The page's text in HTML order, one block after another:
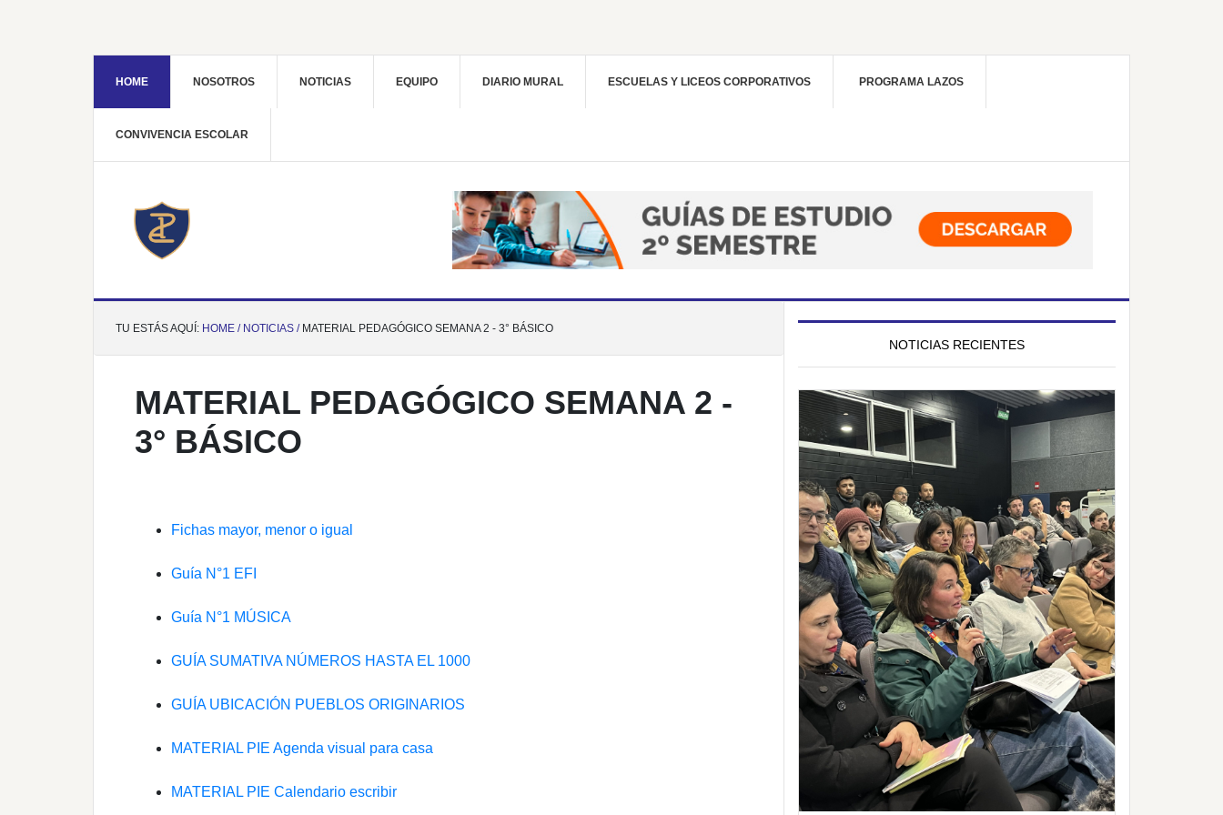
HOME NOSOTROS NOTICIAS EQUIPO DIARIO MURAL ESCUELAS Y LICEOS CORPORATIVOS PROGRAMA LAZOS
CONVIVENCIA ESCOLAR
TU ESTÁS AQUÍ: HOME / NOTICIAS / MATERIAL PEDAGÓGICO SEMANA 2 - 3° BÁSICO
MATERIAL PEDAGÓGICO SEMANA 2 -
3° BÁSICO
Fichas mayor, menor o igual
Guía N°1 EFI
Guía N°1 MÚSICA
GUÍA SUMATIVA NÚMEROS HASTA EL 1000
GUÍA UBICACIÓN PUEBLOS ORIGINARIOS
MATERIAL PIE Agenda visual para casa
MATERIAL PIE Calendario escribir
NOTICIAS RECIENTES